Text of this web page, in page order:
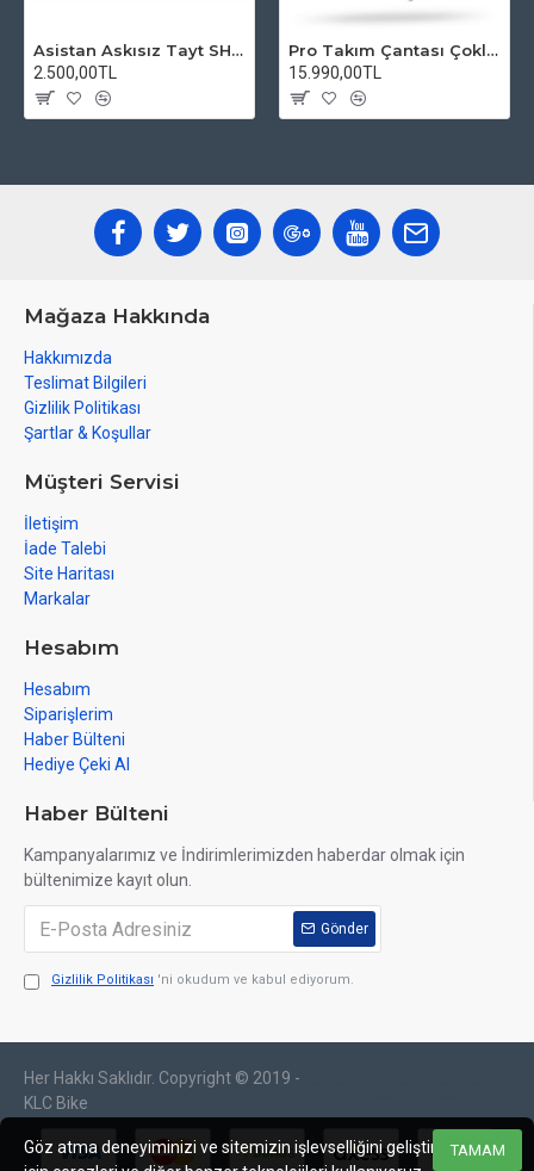
Asistan Askısız Tayt SH20 Pedli Siyah
2.500,00TL
Pro Takım Çantası Çoklu Tamir Seti
15.990,00TL
Mağaza Hakkında
Hakkımızda
Teslimat Bilgileri
Gizlilik Politikası
Şartlar & Koşullar
Müşteri Servisi
İletişim
İade Talebi
Site Haritası
Markalar
Hesabım
Hesabım
Siparişlerim
Haber Bülteni
Hediye Çeki Al
Haber Bülteni
Kampanyalarımız ve İndirimlerimizden haberdar olmak için
bültenimize kayıt olun.
Gönder
Gizlilik Politikası 'ni okudum ve kabul ediyorum.
Her Hakkı Saklıdır. Copyright © 2019 -
KLC Bike
TAMAM
Göz atma deneyiminizi ve sitemizin işlevselliğini geliştirmek